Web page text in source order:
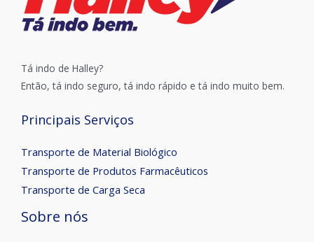
Tá indo de Halley?
Então, tá indo seguro, tá indo rápido e tá indo muito bem.
Principais Serviços
Transporte de Material Biológico
Transporte de Produtos Farmacêuticos
Transporte de Carga Seca
Sobre nós